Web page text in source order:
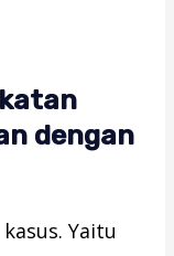
dengan
Yaitu